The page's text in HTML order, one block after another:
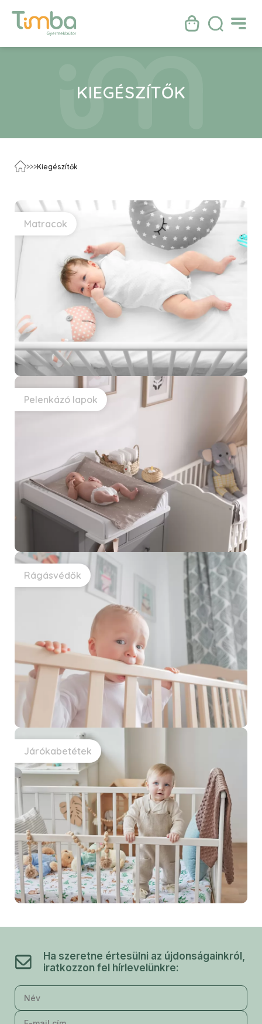
KIEGÉSZÍTŐK
>>>Kiegészítők
Matracok
Pelenkázó lapok
Rágásvédők
Járókabetétek
Ha szeretne értesülni az újdonságainkról,
iratkozzon fel hírlevelünkre: